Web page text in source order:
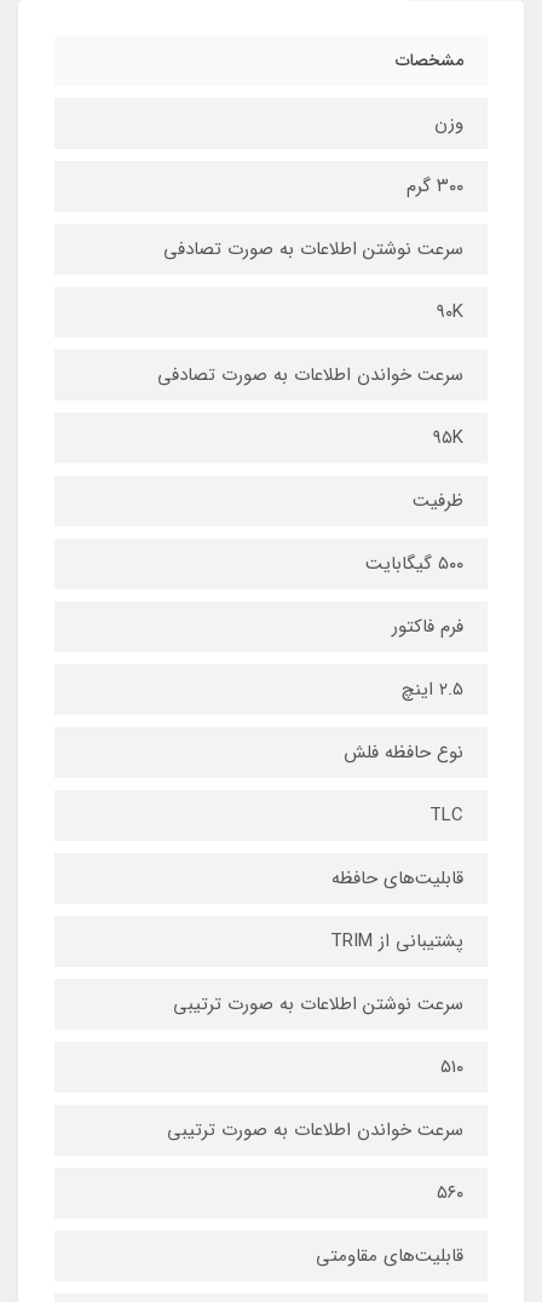
مشخصات
وزن
۳۰۰ گرم
سرعت نوشتن اطلاعات به صورت تصادفی
۹۰K
سرعت خواندن اطلاعات به صورت تصادفی
۹۵K
ظرفیت
۵۰۰ گیگابایت
فرم فاکتور
۲.۵ اینچ
نوع حافظه فلش
TLC
قابلیت‌های حافظه
پشتیبانی از TRIM
سرعت نوشتن اطلاعات به صورت ترتیبی
۵۱۰
سرعت خواندن اطلاعات به صورت ترتیبی
۵۶۰
قابلیت‌های مقاومتی